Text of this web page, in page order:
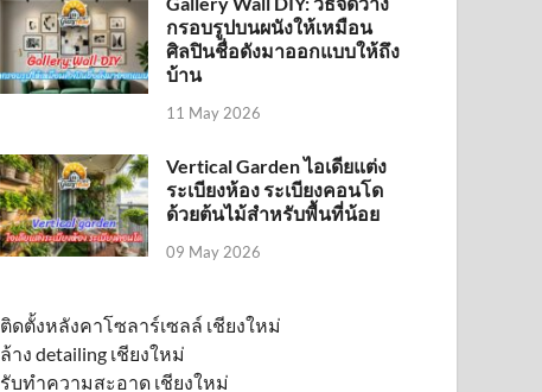
กรอบรูปบนผนังให้เหมือน
ศิลปินชื่อดังมาออกแบบให้ถึง
บ้าน
11 May 2026
Vertical Garden ไอเดียแต่ง
ระเบียงห้อง ระเบียงคอนโด
ด้วยต้นไม้สำหรับพื้นที่น้อย
09 May 2026
ติดตั้งหลังคาโซลาร์เซลล์ เชียงใหม่
ล้าง detailing เชียงใหม่
รับทำความสะอาด เชียงใหม่